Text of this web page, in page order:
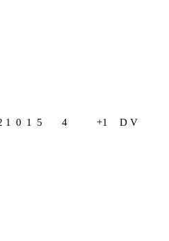
1 0 1 5 4 +1 D V